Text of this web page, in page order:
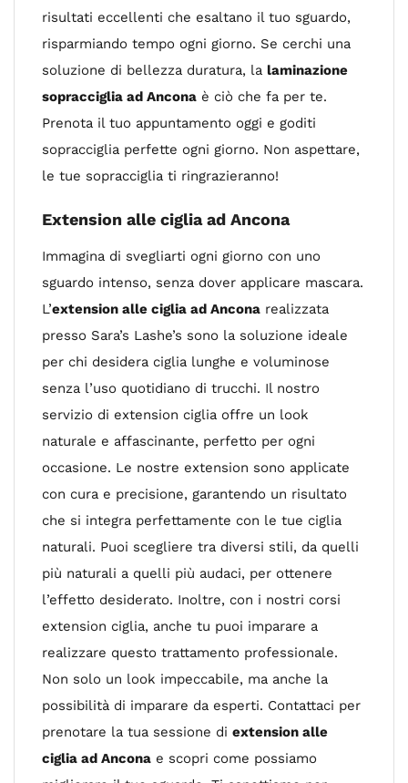
risultati eccellenti che esaltano il tuo sguardo,
risparmiando tempo ogni giorno. Se cerchi una
soluzione di bellezza duratura, la laminazione
sopracciglia ad Ancona è ciò che fa per te.
Prenota il tuo appuntamento oggi e goditi
sopracciglia perfette ogni giorno. Non aspettare,
le tue sopracciglia ti ringrazieranno!
Extension alle ciglia ad Ancona
Immagina di svegliarti ogni giorno con uno
sguardo intenso, senza dover applicare mascara.
L’extension alle ciglia ad Ancona realizzata
presso Sara’s Lashe’s sono la soluzione ideale
per chi desidera ciglia lunghe e voluminose
senza l’uso quotidiano di trucchi. Il nostro
servizio di extension ciglia offre un look
naturale e affascinante, perfetto per ogni
occasione. Le nostre extension sono applicate
con cura e precisione, garantendo un risultato
che si integra perfettamente con le tue ciglia
naturali. Puoi scegliere tra diversi stili, da quelli
più naturali a quelli più audaci, per ottenere
l’effetto desiderato. Inoltre, con i nostri corsi
extension ciglia, anche tu puoi imparare a
realizzare questo trattamento professionale.
Non solo un look impeccabile, ma anche la
possibilità di imparare da esperti. Contattaci per
prenotare la tua sessione di extension alle
ciglia ad Ancona e scopri come possiamo